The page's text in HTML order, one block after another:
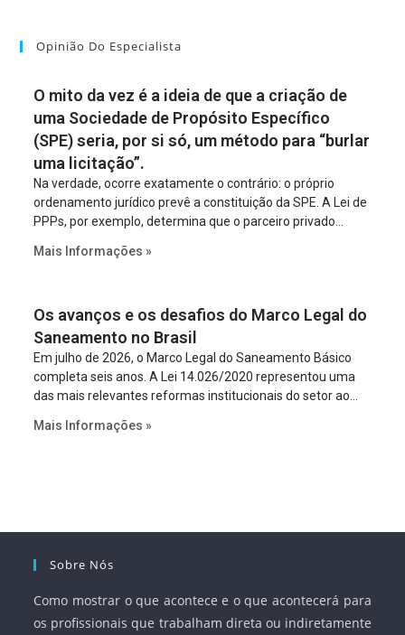
Opinião Do Especialista
O mito da vez é a ideia de que a criação de
uma Sociedade de Propósito Específico
(SPE) seria, por si só, um método para “burlar
uma licitação”.
Na verdade, ocorre exatamente o contrário: o próprio
ordenamento jurídico prevê a constituição da SPE. A Lei de
PPPs, por exemplo, determina que o parceiro privado
empreendimento. Ou seja, a suposta “fraude à licitação” é
projeto a projeto.
Mais Informações »
Os avanços e os desafios do Marco Legal do
Saneamento no Brasil
Em julho de 2026, o Marco Legal do Saneamento Básico
completa seis anos. A Lei 14.026/2020 representou uma
das mais relevantes reformas institucionais do setor ao
serviços, ampliar a participação da iniciativa privada,
Mais Informações »
Sobre Nós
Como mostrar o que acontece e o que acontecerá para
os profissionais que trabalham direta ou indiretamente